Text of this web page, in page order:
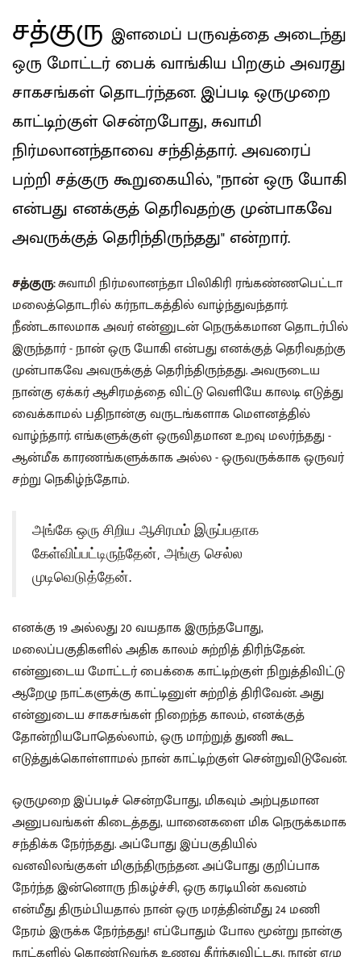
சத்குரு இளமைப் பருவத்தை அடைந்து
ஒரு மோட்டர் பைக் வாங்கிய பிறகும் அவரது
சாகசங்கள் தொடர்ந்தன. இப்படி ஒருமுறை
காட்டிற்குள் சென்றபோது, சுவாமி
நிர்மலானந்தாவை சந்தித்தார். அவரைப்
பற்றி சத்குரு கூறுகையில், "நான் ஒரு யோகி
என்பது எனக்குத் தெரிவதற்கு முன்பாகவே
அவருக்குத் தெரிந்திருந்தது" என்றார்.
சத்குரு:சுவாமி நிர்மலானந்தா பிலிகிரி ரங்கண்ணபெட்டா
மலைத்தொடரில் கர்நாடகத்தில் வாழ்ந்துவந்தார்.
நீண்டகாலமாக அவர் என்னுடன் நெருக்கமான தொடர்பில்
இருந்தார் - நான் ஒரு யோகி என்பது எனக்குத் தெரிவதற்கு
முன்பாகவே அவருக்குத் தெரிந்திருந்தது. அவருடைய
நான்கு ஏக்கர் ஆசிரமத்தை விட்டு வெளியே காலடி எடுத்து
வைக்காமல் பதிநான்கு வருடங்களாக மௌனத்தில்
வாழ்ந்தார். எங்களுக்குள் ஒருவிதமான உறவு மலர்ந்தது -
ஆன்மீக காரணங்களுக்காக அல்ல - ஒருவருக்காக ஒருவர்
சற்று நெகிழ்ந்தோம்.
அங்கே ஒரு சிறிய ஆசிரமம் இருப்பதாக
கேள்விப்பட்டிருந்தேன், அங்கு செல்ல
முடிவெடுத்தேன்.
எனக்கு 19 அல்லது 20 வயதாக இருந்தபோது,
மலைப்பகுதிகளில் அதிக காலம் சுற்றித் திரிந்தேன்.
என்னுடைய மோட்டர் பைக்கை காட்டிற்குள் நிறுத்திவிட்டு
ஆறேழு நாட்களுக்கு காட்டினுள் சுற்றித் திரிவேன். அது
என்னுடைய சாகசங்கள் நிறைந்த காலம், எனக்குத்
தோன்றியபோதெல்லாம், ஒரு மாற்றுத் துணி கூட
எடுத்துக்கொள்ளாமல் நான் காட்டிற்குள் சென்றுவிடுவேன்.
ஒருமுறை இப்படிச் சென்றபோது, மிகவும் அற்புதமான
அனுபவங்கள் கிடைத்தது, யானைகளை மிக நெருக்கமாக
சந்திக்க நேர்ந்தது. அப்போது இப்பகுதியில்
வனவிலங்குகள் மிகுந்திருந்தன. அப்போது குறிப்பாக
நேர்ந்த இன்னொரு நிகழ்ச்சி, ஒரு கரடியின் கவனம்
என்மீது திரும்பியதால் நான் ஒரு மரத்தின்மீது 24 மணி
நேரம் இருக்க நேர்ந்தது! எப்போதும் போல மூன்று நான்கு